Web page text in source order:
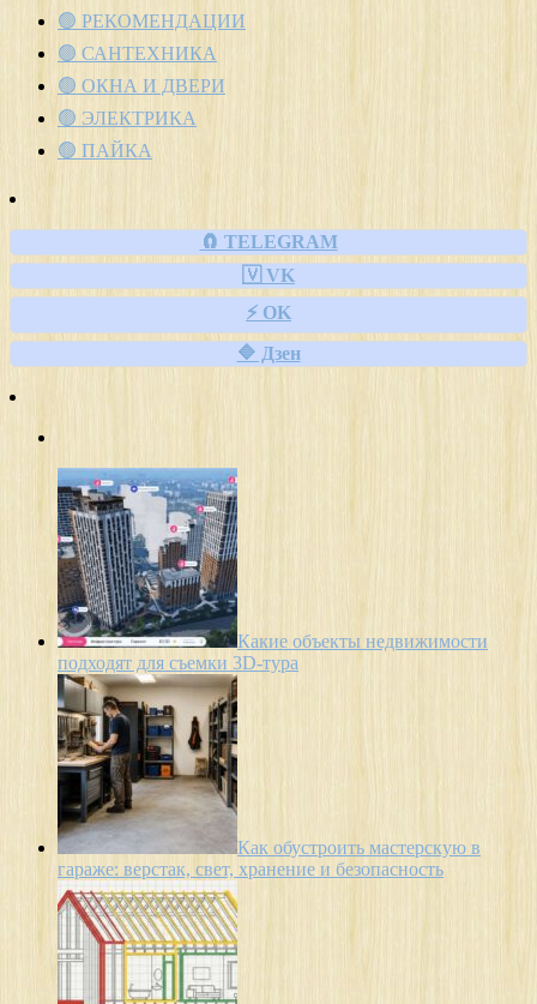
🟢 РЕКОМЕНДАЦИИ
🟢 САНТЕХНИКА
🟢 ОКНА И ДВЕРИ
🟢 ЭЛЕКТРИКА
🟢 ПАЙКА
🧲 TELEGRAM
🇻 VK
⚡ OK
🔷 Дзен
Какие объекты недвижимости
подходят для съемки 3D-тура
Как обустроить мастерскую в
гараже: верстак, свет, хранение и безопасность